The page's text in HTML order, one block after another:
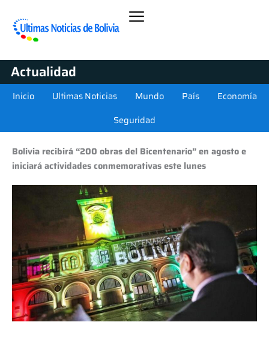
Actualidad
Inicio Ultimas Noticias Mundo País
Economía
Seguridad
Bolivia recibirá “200 obras del Bicentenario” en agosto e
iniciará actividades conmemorativas este lunes